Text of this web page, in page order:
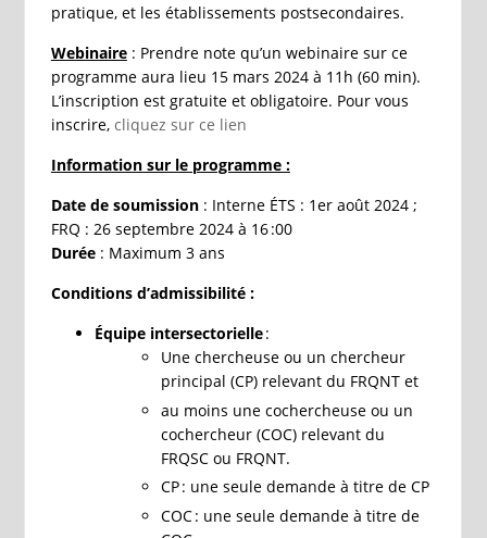
pratique, et les établissements postsecondaires.
Webinaire: Prendre note qu’un webinaire sur ce
programme aura lieu 15 mars 2024 à 11h (60 min).
L’inscription est gratuite et obligatoire. Pour vous
inscrire, cliquez sur ce lien
Information sur le programme :
Date de soumission: Interne ÉTS : 1er août 2024 ;
FRQ : 26 septembre 2024 à 16 :00
Durée: Maximum 3 ans
Conditions d’admissibilité :
Équipe intersectorielle:
Une chercheuse ou un chercheur
principal (CP) relevant du FRQNT et
au moins une cochercheuse ou un
cochercheur (COC) relevant du
FRQSC ou FRQNT.
CP : une seule demande à titre de CP
COC : une seule demande à titre de